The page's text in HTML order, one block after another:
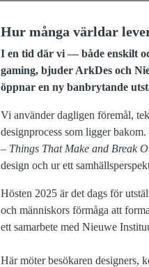
Hur många världar
I en tid där vi — både enskilt
gaming, bjuder ArkDes och
öppnar en ny banbrytande
Vi använder dagligen föremål,
designprocess som ligger
– Things That Make and Break
design och ur ett
Hösten 2025 är det dags för
och människors förmåga att
ett samarbete med Nieuwe
Här möter besökaren designers,